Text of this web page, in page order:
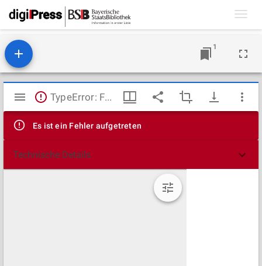
1
Mirador
Viewer
TypeError: Failed to fetch
Es ist ein Fehler aufgetreten
Technische Details